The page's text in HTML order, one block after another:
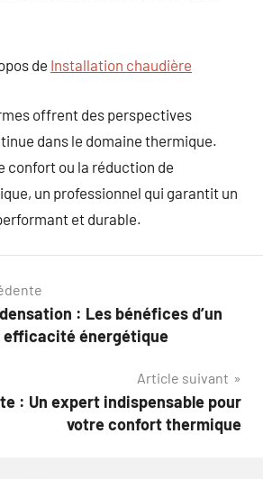
de Installation chaudière
offrent des perspectives
dans le domaine thermique.
confort ou la réduction de
un professionnel qui garantit un
et durable.
: Les bénéfices d’un
efficacité énergétique
Article suivant
: Un expert indispensable pour
votre confort thermique